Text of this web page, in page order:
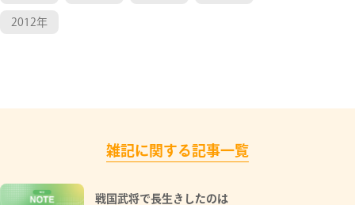
2012年
雑記に関する記事一覧
戦国武将で長生きしたのは